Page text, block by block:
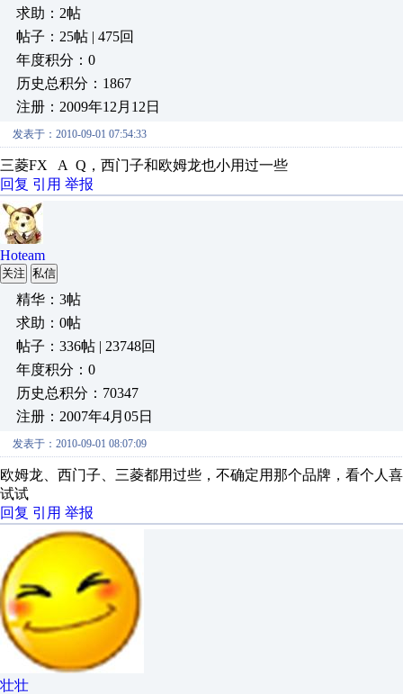
求助：2帖
帖子：25帖 | 475回
年度积分：0
历史总积分：1867
注册：2009年12月12日
发表于：2010-09-01 07:54:33
三菱FX A Q，西门子和欧姆龙也小用过一些
回复 引用 举报
Hoteam
关注 私信
精华：3帖
求助：0帖
帖子：336帖 | 23748回
年度积分：0
历史总积分：70347
注册：2007年4月05日
发表于：2010-09-01 08:07:09
欧姆龙、西门子、三菱都用过些，不确定用那个品牌，看个人
试试
回复 引用 举报
壮壮